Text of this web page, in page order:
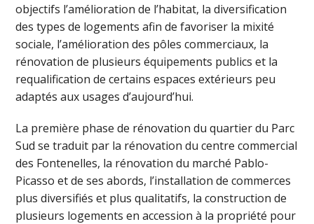
objectifs l’amélioration de l’habitat, la diversification
des types de logements afin de favoriser la mixité
sociale, l’amélioration des pôles commerciaux, la
rénovation de plusieurs équipements publics et la
requalification de certains espaces extérieurs peu
adaptés aux usages d’aujourd’hui.
La première phase de rénovation du quartier du Parc
Sud se traduit par la rénovation du centre commercial
des Fontenelles, la rénovation du marché Pablo-
Picasso et de ses abords, l’installation de commerces
plus diversifiés et plus qualitatifs, la construction de
plusieurs logements en accession à la propriété pour